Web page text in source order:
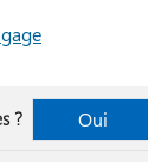
? Oui